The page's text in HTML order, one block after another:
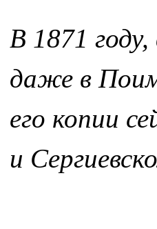
В 1871 году,
даже в
его копии
и